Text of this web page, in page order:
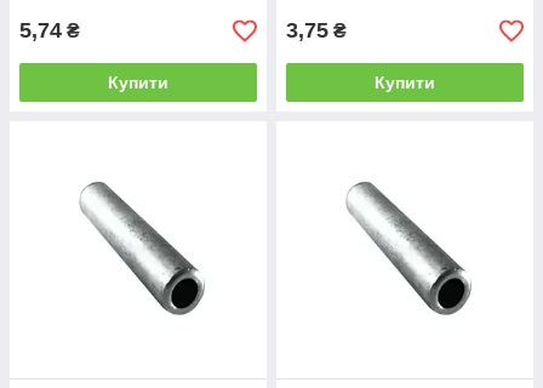
5,74 ₴
Купити
3,75 ₴
Купити